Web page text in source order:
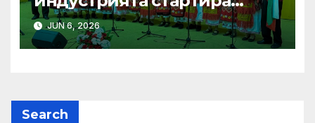
алианс за космическа
слънчева енергия
JUN 6, 2026
Search